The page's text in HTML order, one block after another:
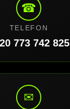
☎
TELEFON
773 742 825
✉